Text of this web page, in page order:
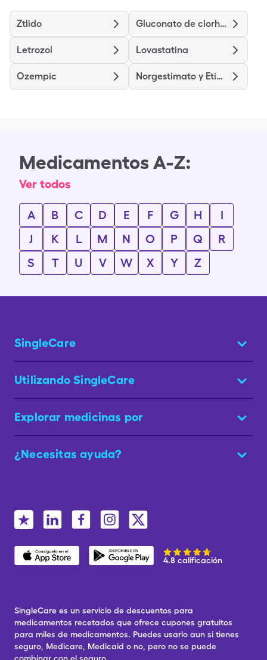
Ztlido Gluconato de clorhexidina
Letrozol Lovastatina
Ozempic Norgestimato y Etinilestradiol
Medicamentos A-Z:
Ver todos
A B C D E F G H
I
J
K L M N O P Q
R
S
T U V W X Y Z
SingleCare
Utilizando SingleCare
Explorar medicinas por
¿Necesitas ayuda?
4.8 calificación
SingleCare es un servicio de descuentos para
medicamentos recetados que ofrece cupones gratuitos
para miles de medicamentos. Puedes usarlo aun si tienes
seguro, Medicare, Medicaid o no, pero no se puede